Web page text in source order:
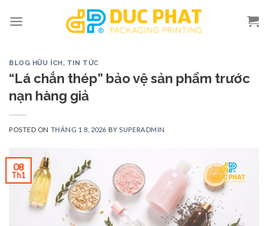
BLOG HỮU ÍCH, TIN TỨC
“Lá chắn thép” bảo vệ sản phẩm trước
nạn hàng giả
POSTED ON THÁNG 1 8, 2026 BY SUPERADMIN
08
Th1